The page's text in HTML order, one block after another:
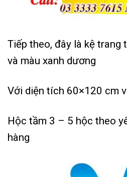
Tiếp theo, đây là kệ trang
và màu xanh dương
Với diện tích 60×120 cm
Hộc tầm 3 – 5 hộc theo
hàng